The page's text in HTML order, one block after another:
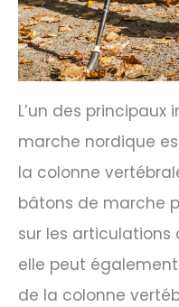
L’un des
marche nordique
la colonne
bâtons de marche
sur les articulations
elle peut
de la colonne